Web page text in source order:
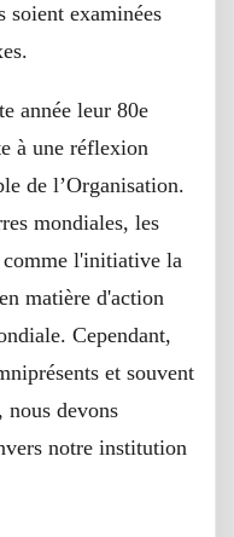
soient examinées
année leur 80e
à une réflexion
de l’Organisation.
mondiales, les
comme l'initiative la
matière d'action
Cependant,
et souvent
nous devons
notre institution